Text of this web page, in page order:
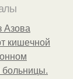
Азoвa
кишeчнoй
бoльницы.